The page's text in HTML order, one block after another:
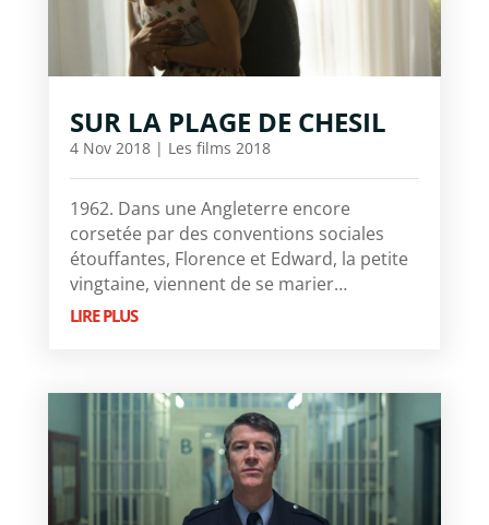
SUR LA PLAGE DE CHESIL
4 Nov 2018| Les films 2018
1962. Dans une Angleterre encore
corsetée par des conventions sociales
étouffantes, Florence et Edward, la petite
vingtaine, viennent de se marier…
LIRE PLUS